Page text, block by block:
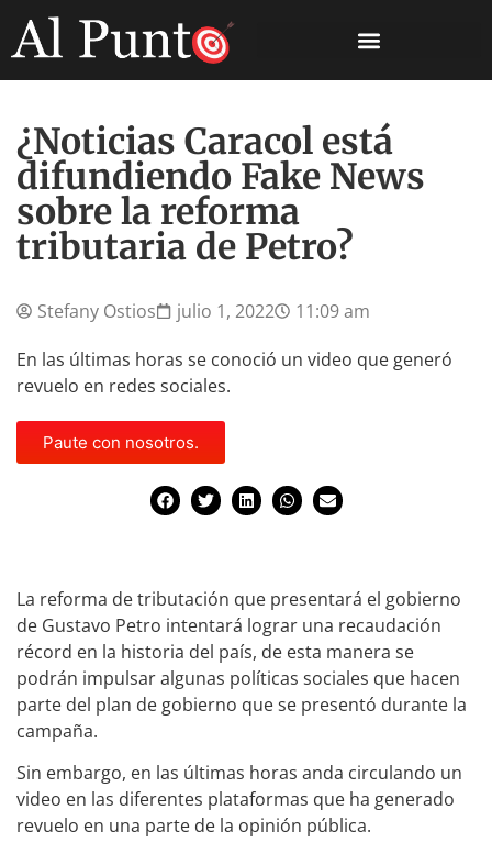
¿Noticias Caracol está
difundiendo Fake News
sobre la reforma
tributaria de Petro?
Stefany Ostios julio 1, 2022
11:09 am
En las últimas horas se conoció un video que generó
revuelo en redes sociales.
Paute con nosotros.
La reforma de tributación que presentará el gobierno
de Gustavo Petro intentará lograr una recaudación
récord en la historia del país, de esta manera se
podrán impulsar algunas políticas sociales que hacen
parte del plan de gobierno que se presentó durante la
campaña.
Sin embargo, en las últimas horas anda circulando un
video en las diferentes plataformas que ha generado
revuelo en una parte de la opinión pública.